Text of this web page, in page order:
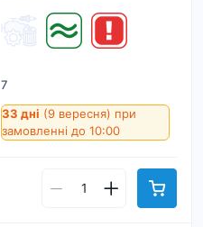
7
33 дні (9 вересня) при
замовленні до 10:00